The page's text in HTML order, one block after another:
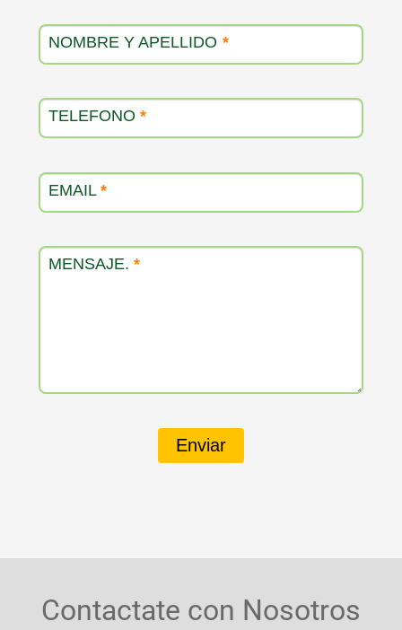
NOMBRE Y APELLIDO *
TELEFONO *
EMAIL *
MENSAJE. *
Enviar
Contactate con Nosotros